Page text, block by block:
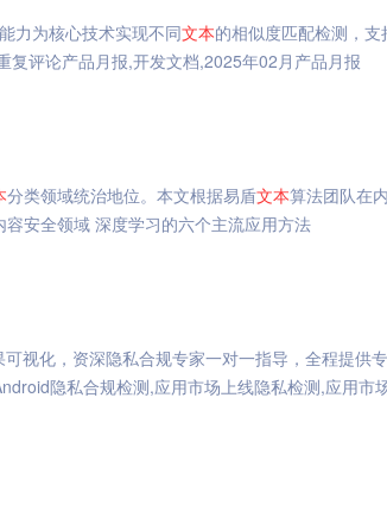
力为核心技术实现不同文本的相似度匹配检测，支
评论产品月报,开发文档,2025年02月产品月报
分类领域统治地位。本文根据易盾文本算法团队在
容安全领域 深度学习的六个主流应用方法
可视化，资深隐私合规专家一对一指导，全程提供
隐私合规检测,应用市场上线隐私检测,应用市